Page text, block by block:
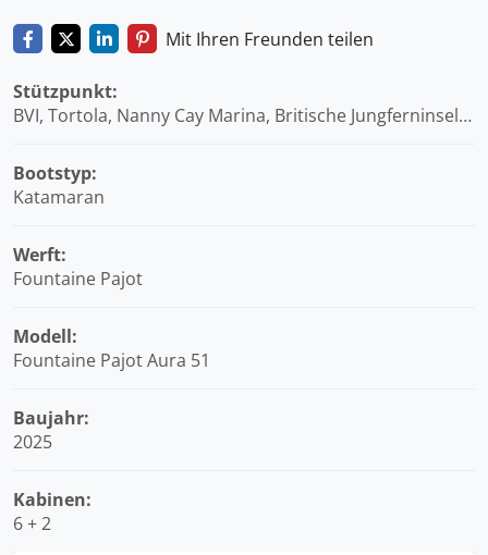
Mit Ihren Freunden teilen
Stützpunkt:
BVI, Tortola, Nanny Cay Marina, Britische Jungferninseln
Bootstyp:
Katamaran
Werft:
Fountaine Pajot
Modell:
Fountaine Pajot Aura 51
Baujahr:
2025
Kabinen:
6 + 2